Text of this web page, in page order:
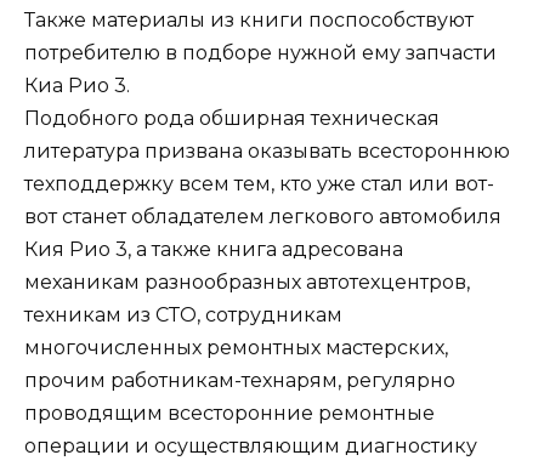
Также материалы из книги поспособствуют
потребителю в подборе нужной ему запчасти
Киа Рио 3.
Подобного рода обширная техническая
литература призвана оказывать всестороннюю
техподдержку всем тем, кто уже стал или вот-
вот станет обладателем легкового автомобиля
Кия Рио 3, а также книга адресована
механикам разнообразных автотехцентров,
техникам из СТО, сотрудникам
многочисленных ремонтных мастерских,
прочим работникам-технарям, регулярно
проводящим всесторонние ремонтные
операции и осуществляющим диагностику